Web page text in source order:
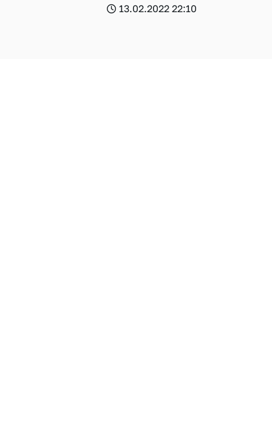
13.02.2022 22:10